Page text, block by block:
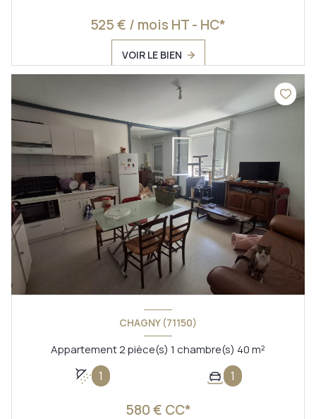
525 € / mois HT - HC*
VOIR LE BIEN
CHAGNY (71150)
Appartement 2 pièce(s) 1 chambre(s) 40 m²
1 1
580 € CC*